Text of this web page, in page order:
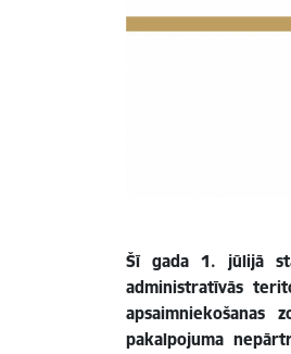
Šī gada 1. jūlijā
administratīvās
apsaimniekošanas
pakalpojuma